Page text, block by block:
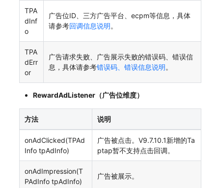
TPA
dInf
o
广告位ID、三方广告平台、ecpm等信息，具体
请参考回调信息说明。
TPA
dErr
or
广告请求失败、广告展示失败的错误码、错误信
息，具体请参考错误码、错误信息说明。
RewardAdListener（广告位维度）
方法 说明
onAdClicked(TPAd
Info tpAdInfo)
广告被点击。V9.7.10.1新增的Ta
ptap暂不支持点击回调。
onAdImpression(T
PAdInfo tpAdInfo)
广告被展示。